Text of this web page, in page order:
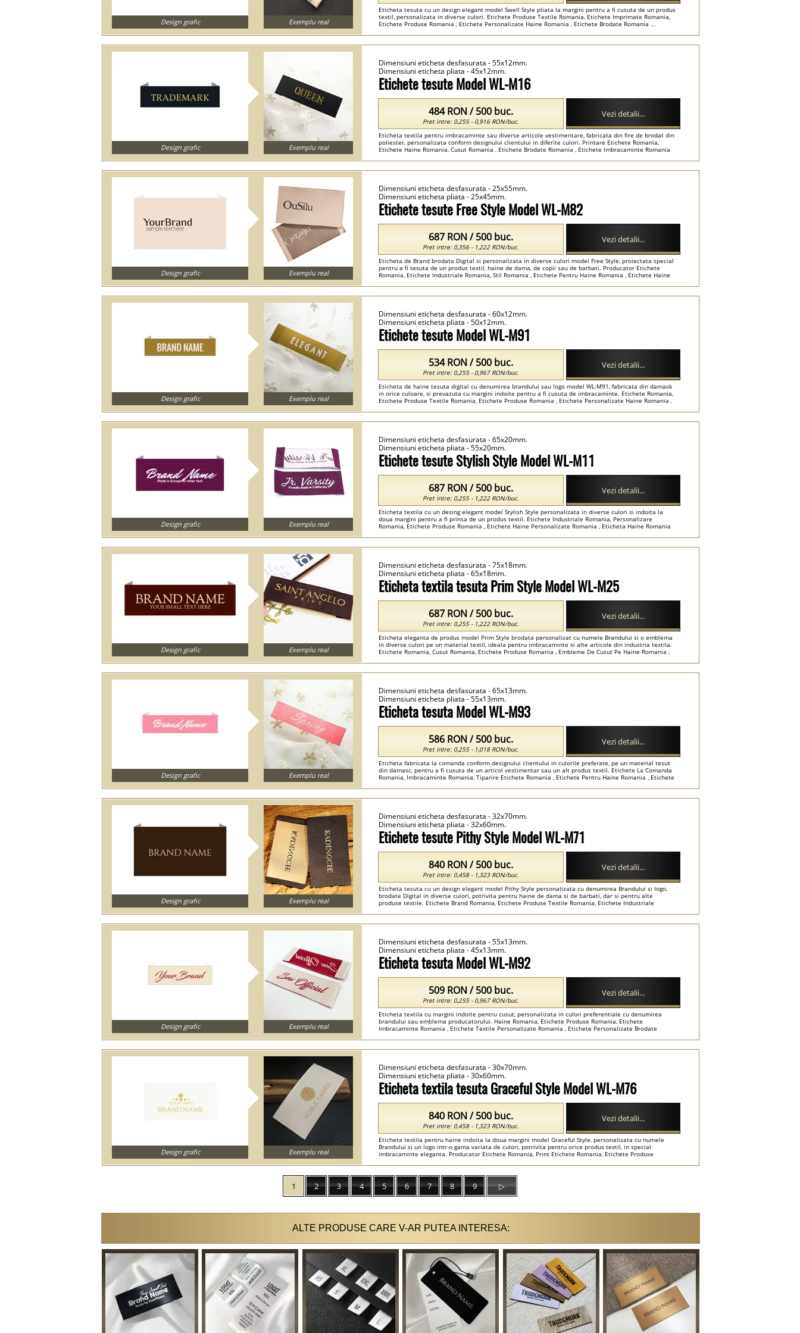
Eticheta tesuta cu un design elegant model Swell Style pliata la margini pentru a fi cusuta de un produs
textil, personalizata in diverse culori. Etichete Produse Textile Romania, Etichete Imprimate Romania,
Etichete Produse Romania , Etichete Personalizate Haine Romania , Etichete Brodate Romania ...
Design grafic Exemplu real
Etichete tesute Model WL-M16
Dimensiuni eticheta desfasurata - 55x12mm.
Dimensiuni eticheta pliata - 45x12mm.
Eticheta textila pentru imbracaminte sau diverse articole vestimentare, fabricata din fire de brodat din
poliester, personalizata conform designului clientului in diferite culori. Printare Etichete Romania,
Etichete Haine Romania, Cusut Romania , Etichete Brodate Romania , Etichete Imbracaminte Romania
484 RON / 500 buc.
Pret intre: 0,255 - 0,916 RON/buc.
Vezi detalii...
Design grafic Exemplu real
Etichete tesute Free Style Model WL-M82
Dimensiuni eticheta desfasurata - 25x55mm.
Dimensiuni eticheta pliata - 25x45mm.
Eticheta de Brand brodata Digital si personalizata in diverse culori model Free Style, proiectata special
pentru a fi tesuta de un produs textil, haine de dama, de copii sau de barbati. Producator Etichete
Romania, Etichete Industriale Romania, Stil Romania , Etichete Pentru Haine Romania , Etichete Haine
687 RON / 500 buc.
Pret intre: 0,356 - 1,222 RON/buc.
Vezi detalii...
Design grafic Exemplu real
Etichete tesute Model WL-M91
Dimensiuni eticheta desfasurata - 60x12mm.
Dimensiuni eticheta pliata - 50x12mm.
Eticheta de haine tesuta digital cu denumirea brandului sau logo model WL-M91, fabricata din damask
in orice culoare, si prevazuta cu margini indoite pentru a fi cusuta de imbracaminte. Etichete Romania,
Etichete Produse Textile Romania, Etichete Produse Romania , Etichete Personalizate Haine Romania ,
534 RON / 500 buc.
Pret intre: 0,255 - 0,967 RON/buc.
Vezi detalii...
Design grafic Exemplu real
Etichete tesute Stylish Style Model WL-M11
Dimensiuni eticheta desfasurata - 65x20mm.
Dimensiuni eticheta pliata - 55x20mm.
Eticheta textila cu un desing elegant model Stylish Style personalizata in diverse culori si indoita la
doua margini pentru a fi prinsa de un produs textil. Etichete Industriale Romania, Personalizare
Romania, Etichete Produse Romania , Etichete Haine Personalizate Romania , Eticheta Haine Romania
687 RON / 500 buc.
Pret intre: 0,255 - 1,222 RON/buc.
Vezi detalii...
Design grafic Exemplu real
Eticheta textila tesuta Prim Style Model WL-M25
Dimensiuni eticheta desfasurata - 75x18mm.
Dimensiuni eticheta pliata - 65x18mm.
Eticheta eleganta de produs model Prim Style brodata personalizat cu numele Brandului si o emblema
in diverse culori pe un material textil, ideala pentru imbracaminte si alte articole din industria textila.
Etichete Romania, Cusut Romania, Etichete Produse Romania , Embleme De Cusut Pe Haine Romania ,
687 RON / 500 buc.
Pret intre: 0,255 - 1,222 RON/buc.
Vezi detalii...
Design grafic Exemplu real
Eticheta tesuta Model WL-M93
Dimensiuni eticheta desfasurata - 65x13mm.
Dimensiuni eticheta pliata - 55x13mm.
Eticheta fabricata la comanda conform designului clientului in culorile preferate, pe un material tesut
din damasc, pentru a fi cusuta de un articol vestimentar sau un alt produs textil. Etichete La Comanda
Romania, Imbracaminte Romania, Tiparire Etichete Romania , Etichete Pentru Haine Romania , Etichete
586 RON / 500 buc.
Pret intre: 0,255 - 1,018 RON/buc.
Vezi detalii...
Design grafic Exemplu real
Etichete tesute Pithy Style Model WL-M71
Dimensiuni eticheta desfasurata - 32x70mm.
Dimensiuni eticheta pliata - 32x60mm.
Eticheta tesuta cu un design elegant model Pithy Style personalizata cu denumirea Brandului si logo,
brodate Digital in diverse culori, potrivita pentru haine de dama si de barbati, dar si pentru alte
produse textile. Etichete Brand Romania, Etichete Produse Textile Romania, Etichete Industriale
840 RON / 500 buc.
Pret intre: 0,458 - 1,323 RON/buc.
Vezi detalii...
Design grafic Exemplu real
Eticheta tesuta Model WL-M92
Dimensiuni eticheta desfasurata - 55x13mm.
Dimensiuni eticheta pliata - 45x13mm.
Eticheta textila cu margini indoite pentru cusut, personalizata in culori preferentiale cu denumirea
brandului sau emblema producatorului. Haine Romania, Etichete Produse Romania, Etichete
Imbracaminte Romania , Etichete Textile Personalizate Romania , Etichete Personalizate Brodate
509 RON / 500 buc.
Pret intre: 0,255 - 0,967 RON/buc.
Vezi detalii...
Design grafic Exemplu real
Eticheta textila tesuta Graceful Style Model WL-M76
Dimensiuni eticheta desfasurata - 30x70mm.
Dimensiuni eticheta pliata - 30x60mm.
Eticheta textila pentru haine indoita la doua margini model Graceful Style, personalizata cu numele
Brandului si un logo intr-o gama variata de culori, potrivita pentru orice produs textil, in special
imbracaminte eleganta. Producator Etichete Romania, Print Etichete Romania, Etichete Produse
840 RON / 500 buc.
Pret intre: 0,458 - 1,323 RON/buc.
Vezi detalii...
Design grafic Exemplu real
1 2 3 4 5 6 7 8 9 ▷
ALTE PRODUSE CARE V-AR PUTEA INTERESA: